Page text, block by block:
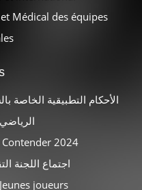
Médical des équipes
الأحكام التطبيقية الخاصة
الرياضي 2025-2026
Contender 2024
اجتماع اللجنة
joueurs